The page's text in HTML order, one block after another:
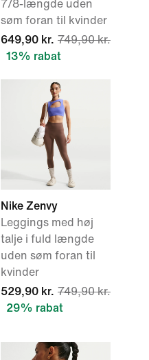
7/8-længde uden
søm foran til kvinder
649,90 kr. 749,90 kr.
13% rabat
Nike Zenvy
Leggings med høj
talje i fuld længde
uden søm foran til
kvinder
529,90 kr. 749,90 kr.
29% rabat